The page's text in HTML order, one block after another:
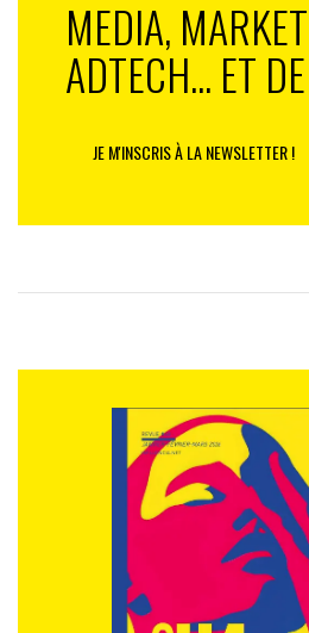
MEDIA,
ADTECH... ET
JE M'INSCRIS À LA NEWSLETTER !